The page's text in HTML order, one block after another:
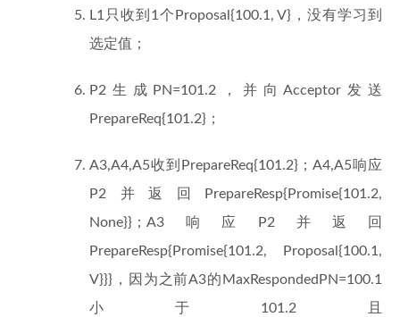
L1只收到1个Proposal{100.1, V}，没有学习到
选定值；
P2生成PN=101.2，并向Acceptor发送
PrepareReq{101.2}；
A3,A4,A5收到PrepareReq{101.2}；A4,A5响应
P2并返回PrepareResp{Promise{101.2,
None}}；A3响应P2并返回
PrepareResp{Promise{101.2, Proposal{100.1,
V}}}，因为之前A3的MaxRespondedPN=100.1
小于101.2且